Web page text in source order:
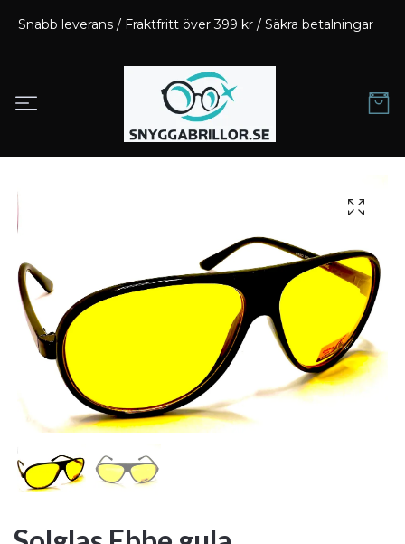
Snabb leverans / Fraktfritt över 399 kr / Säkra betalningar